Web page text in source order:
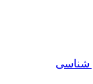
شناسی